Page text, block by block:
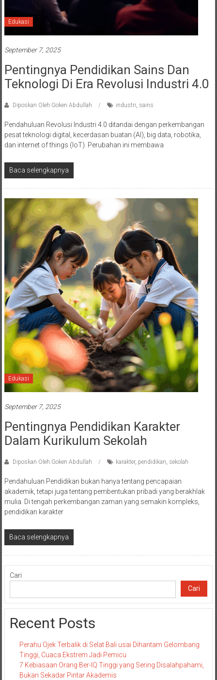
Edukasi
September 7, 2025
Pentingnya Pendidikan Sains Dan
Teknologi Di Era Revolusi Industri 4.0
Diposkan Oleh:Goken Abdullah industri, sains
Pendahuluan Revolusi Industri 4.0 ditandai dengan perkembangan
pesat teknologi digital, kecerdasan buatan (AI), big data, robotika,
dan internet of things (IoT). Perubahan ini membawa
Baca selengkapnya
Edukasi
September 7, 2025
Pentingnya Pendidikan Karakter
Dalam Kurikulum Sekolah
Diposkan Oleh:Goken Abdullah karakter, pendidikan, sekolah
Pendahuluan Pendidikan bukan hanya tentang pencapaian
akademik, tetapi juga tentang pembentukan pribadi yang berakhlak
mulia. Di tengah perkembangan zaman yang semakin kompleks,
pendidikan karakter
Baca selengkapnya
Cari
Cari
Recent Posts
Perahu Ojek Terbalik di Selat Bali usai Dihantam Gelombang
Tinggi, Cuaca Ekstrem Jadi Pemicu
7 Kebiasaan Orang Ber-IQ Tinggi yang Sering Disalahpahami,
Bukan Sekadar Pintar Akademis